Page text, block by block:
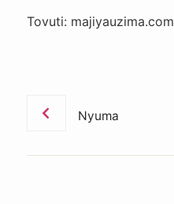
Tovuti: majiyauzima.com
Nyuma